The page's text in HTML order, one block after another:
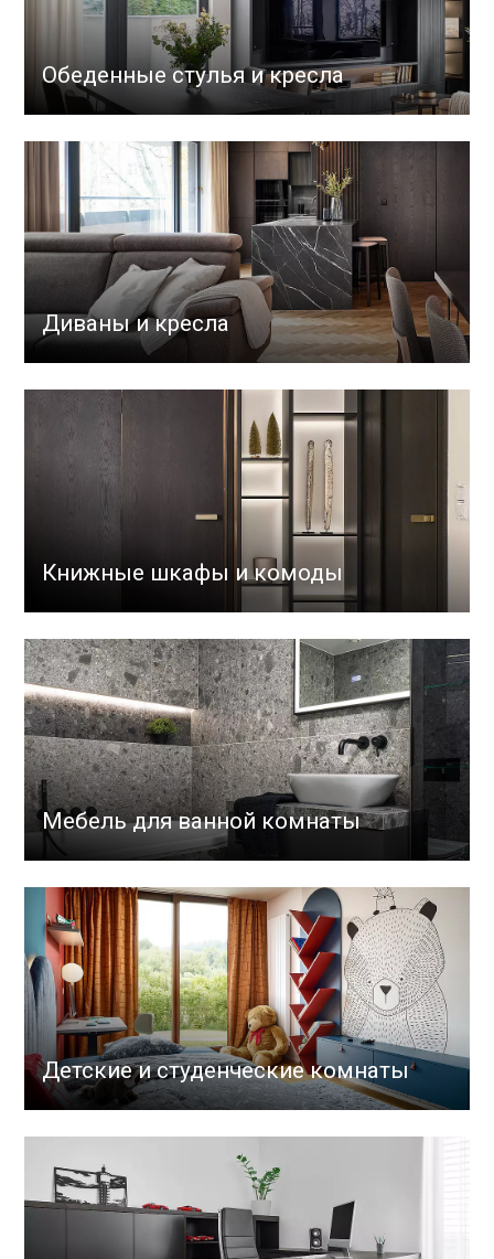
Обеденные стулья и кресла
Диваны и кресла
Книжные шкафы и комоды
Мебель для ванной комнаты
Детские и студенческие комнаты